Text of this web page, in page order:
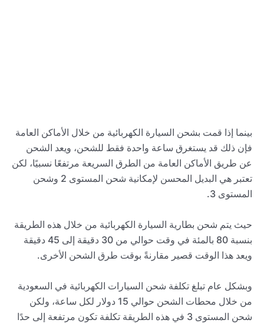
بينما إذا قمت بشحن السيارة الكهربائية من خلال الأماكن العامة
فإن ذلك قد يستغرق ساعة واحدة فقط للشحن، ويعد الشحن
عن طريق الأماكن العامة من الطرق السريعة مرتفعًا نسبيًا، لكن
تعتبر هي البديل المحسن لإمكانية شحن المستوى 2 وشحن
المستوى 3.
حيث يتم شحن بطارية السيارة الكهربائية من خلال هذه الطريقة
بنسبة 80 بالمئة في وقت حوالي من 30 دقيقة إلى 45 دقيقة
ويعد هذا الوقت قصير مقارنةً بوقت طرق الشحن الأخرى.
وبشكل عام تبلغ تكلفة شحن السيارات الكهربائية في السعودية
من خلال محطات الشحن حوالي 15 دولار لكل ساعة، ولكن
شحن المستوى 3 في هذه الطريقة تكلفة تكون مرتفعة إلى حدًا